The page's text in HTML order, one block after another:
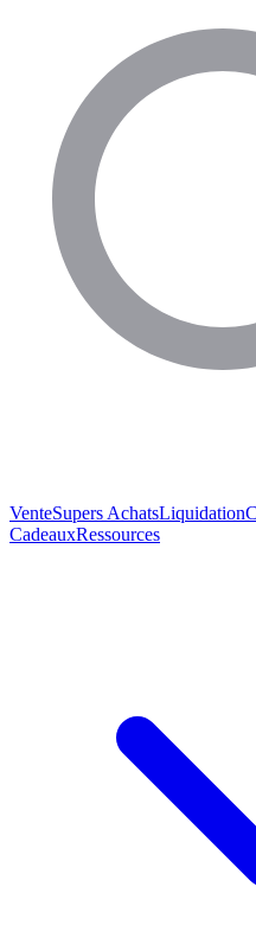
VenteSupers AchatsLiquidation
CadeauxRessources